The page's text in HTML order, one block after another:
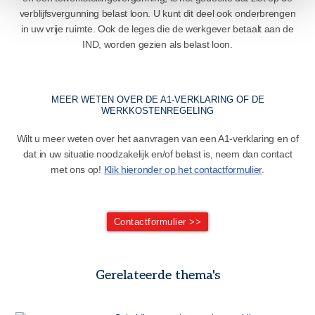
verblijfsvergunning belast loon. U kunt dit deel ook onderbrengen
in uw vrije ruimte. Ook de leges die de werkgever betaalt aan de
IND, worden gezien als belast loon.
MEER WETEN OVER DE A1-VERKLARING OF DE
WERKKOSTENREGELING
Wilt u meer weten over het aanvragen van een A1-verklaring en of
dat in uw situatie noodzakelijk en/of belast is, neem dan contact
met ons op! Klikhieronder op het contactformulier.
Contactformulier >>
Gerelateerde thema's